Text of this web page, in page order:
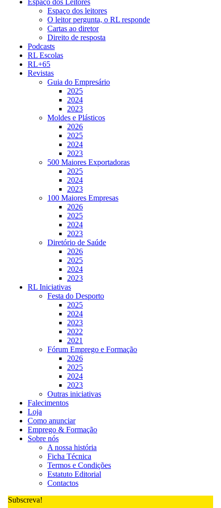
Espaço dos Leitores
Espaço dos leitores
O leitor pergunta, o RL responde
Cartas ao diretor
Direito de resposta
Podcasts
RL Escolas
RL+65
Revistas
Guia do Empresário
2025
2024
2023
Moldes e Plásticos
2026
2025
2024
2023
500 Maiores Exportadoras
2025
2024
2023
100 Maiores Empresas
2026
2025
2024
2023
Diretório de Saúde
2026
2025
2024
2023
RL Iniciativas
Festa do Desporto
2025
2024
2023
2022
2021
Fórum Emprego e Formação
2026
2025
2024
2023
Outras iniciativas
Falecimentos
Loja
Como anunciar
Emprego & Formação
Sobre nós
A nossa história
Ficha Técnica
Termos e Condições
Estatuto Editorial
Contactos
Subscreva!